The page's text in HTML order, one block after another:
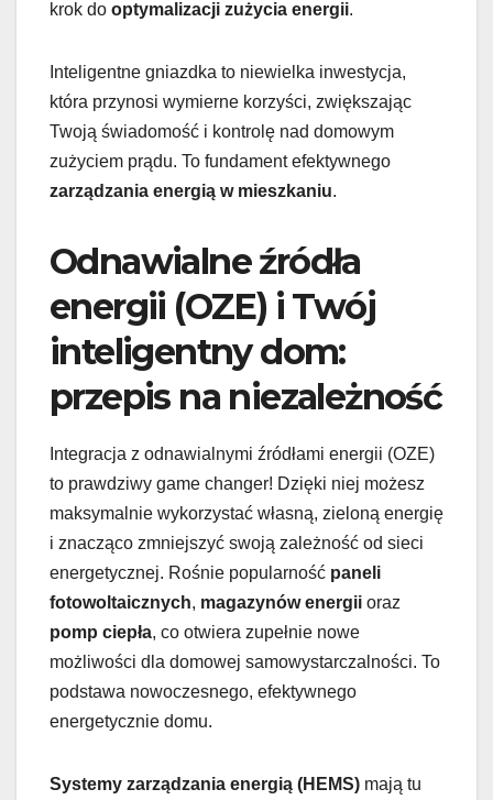
krok do optymalizacji zużycia energii.
Inteligentne gniazdka to niewielka inwestycja,
która przynosi wymierne korzyści, zwiększając
Twoją świadomość i kontrolę nad domowym
zużyciem prądu. To fundament efektywnego
zarządzania energią w mieszkaniu.
Odnawialne źródła
energii (OZE) i Twój
inteligentny dom:
przepis na niezależność
Integracja z odnawialnymi źródłami energii (OZE)
to prawdziwy game changer! Dzięki niej możesz
maksymalnie wykorzystać własną, zieloną energię
i znacząco zmniejszyć swoją zależność od sieci
energetycznej. Rośnie popularność paneli
fotowoltaicznych, magazynów energii oraz
pomp ciepła, co otwiera zupełnie nowe
możliwości dla domowej samowystarczalności. To
podstawa nowoczesnego, efektywnego
energetycznie domu.
Systemy zarządzania energią (HEMS) mają tu